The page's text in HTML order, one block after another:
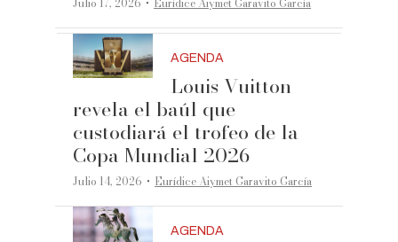
AGENDA
Louis Vuitton
revela el baúl que
custodiará el trofeo de la
Copa Mundial 2026
Julio 14, 2026 ·Eurídice Aiymet Garavito García
AGENDA